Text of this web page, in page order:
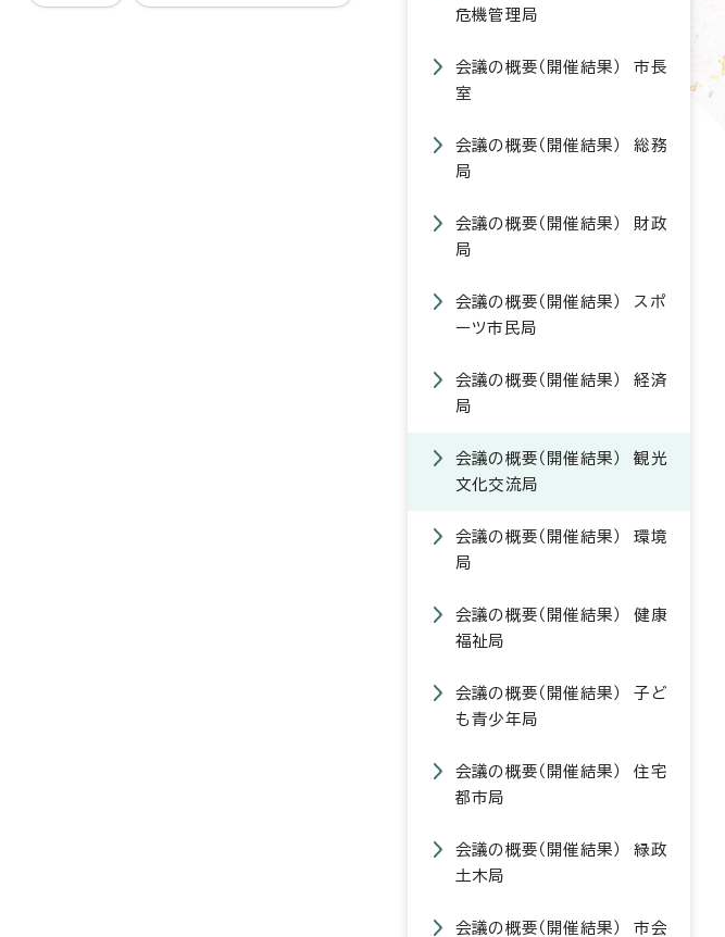
危機管理局
会議の概要（開催結果） 市長
室
会議の概要（開催結果） 総務
局
会議の概要（開催結果） 財政
局
会議の概要（開催結果） スポ
ーツ市民局
会議の概要（開催結果） 経済
局
会議の概要（開催結果） 観光
文化交流局
会議の概要（開催結果） 環境
局
会議の概要（開催結果） 健康
福祉局
会議の概要（開催結果） 子ど
も青少年局
会議の概要（開催結果） 住宅
都市局
会議の概要（開催結果） 緑政
土木局
会議の概要（開催結果） 市会